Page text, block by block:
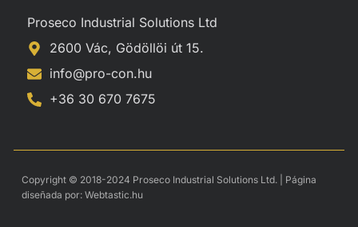
Proseco Industrial Solutions Ltd
2600 Vác, Gödöllöi út 15.
info@pro-con.hu
+36 30 670 7675
Copyright © 2018-2024 Proseco Industrial Solutions Ltd. | Página
diseñada por: Webtastic.hu